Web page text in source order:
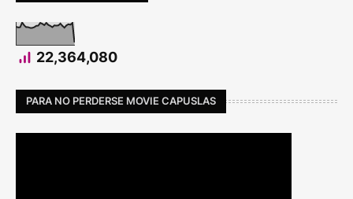
22,364,080
PARA NO PERDERSE MOVIE CAPUSLAS